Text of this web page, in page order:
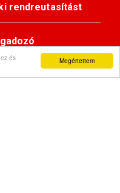
Megértettem
és
rendreutasítást